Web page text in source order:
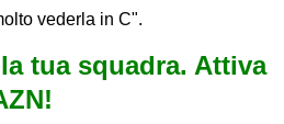
vederla in C".
tua squadra. Attiva